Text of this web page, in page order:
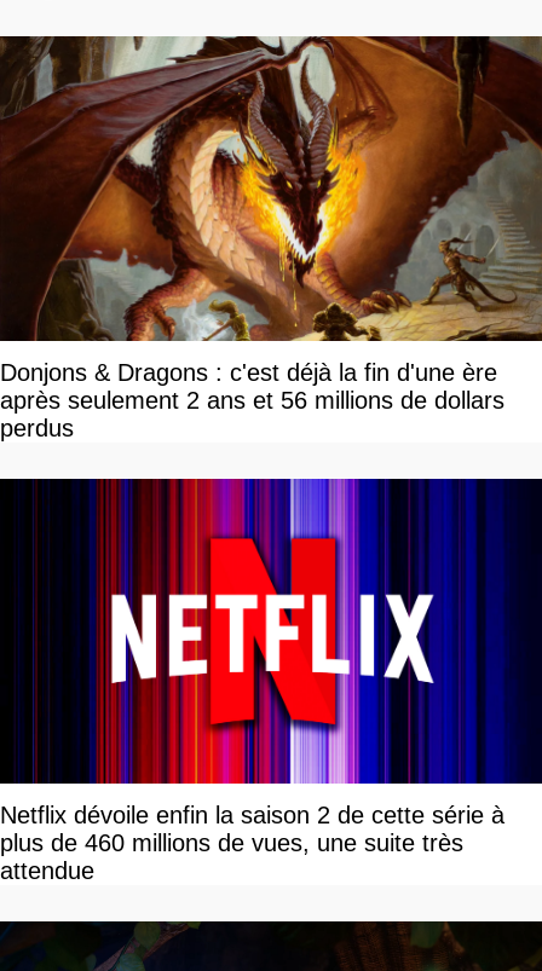
Donjons & Dragons : c'est déjà la fin d'une ère
après seulement 2 ans et 56 millions de dollars
perdus
Netflix dévoile enfin la saison 2 de cette série à
plus de 460 millions de vues, une suite très
attendue